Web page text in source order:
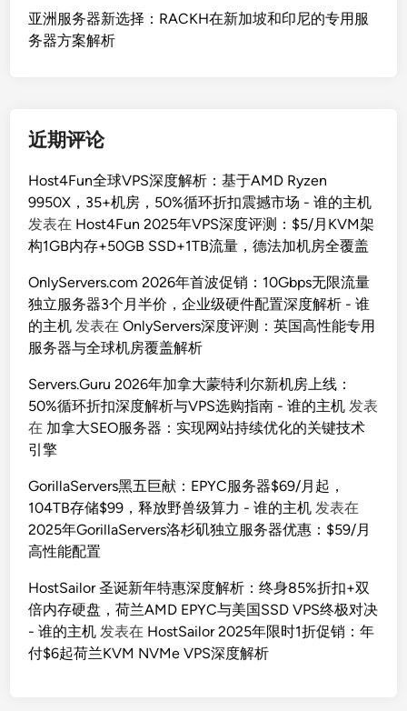
亚洲服务器新选择：RACKH在新加坡和印尼的专用服
务器方案解析
近期评论
Host4Fun全球VPS深度解析：基于AMD Ryzen
9950X，35+机房，50%循环折扣震撼市场 - 谁的主机
发表在 Host4Fun 2025年VPS深度评测：$5/月KVM架
构1GB内存+50GB SSD+1TB流量，德法加机房全覆盖
OnlyServers.com 2026年首波促销：10Gbps无限流量
独立服务器3个月半价，企业级硬件配置深度解析 - 谁
的主机 发表在OnlyServers深度评测：英国高性能专用
服务器与全球机房覆盖解析
Servers.Guru 2026年加拿大蒙特利尔新机房上线：
50%循环折扣深度解析与VPS选购指南 - 谁的主机 发表
在 加拿大SEO服务器：实现网站持续优化的关键技术
引擎
GorillaServers黑五巨献：EPYC服务器$69/月起，
104TB存储$99，释放野兽级算力 - 谁的主机 发表在
2025年GorillaServers洛杉矶独立服务器优惠：$59/月
高性能配置
HostSailor 圣诞新年特惠深度解析：终身85%折扣+双
倍内存硬盘，荷兰AMD EPYC与美国SSD VPS终极对决
- 谁的主机 发表在 HostSailor 2025年限时1折促销：年
付$6起荷兰KVM NVMe VPS深度解析